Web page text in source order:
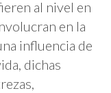
al nivel en
en la
influencia de
dichas